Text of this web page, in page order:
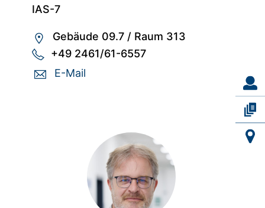
IAS-7
Gebäude 09.7 / Raum 313
+49 2461/61-6557
E-Mail